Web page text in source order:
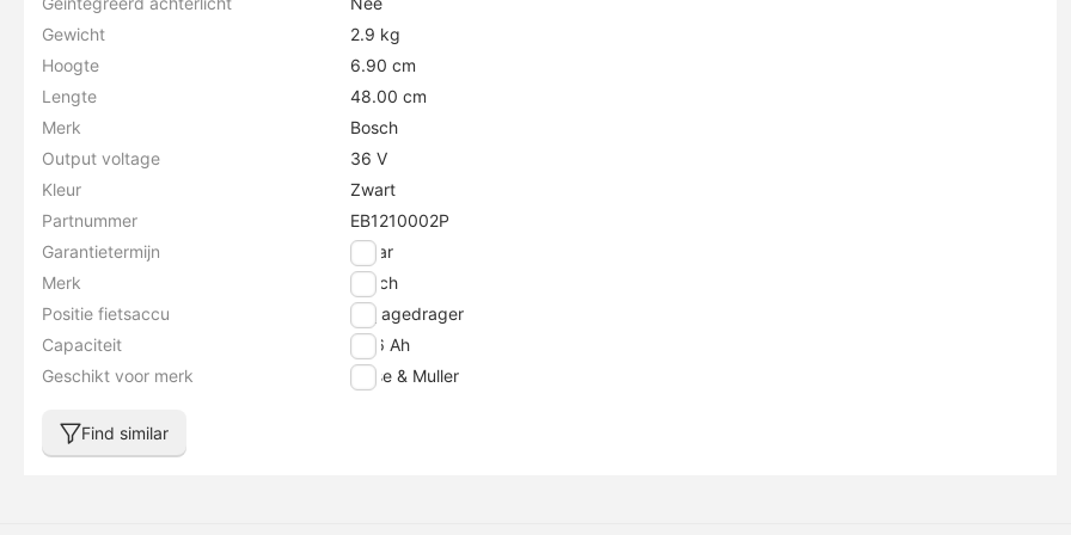
Gewicht
2.9 kg
Hoogte
6.90 cm
Lengte
48.00 cm
Merk
Bosch
Output voltage
36 V
Kleur
Zwart
Partnummer
EB1210002P
Garantietermijn
2 jaar
Merk
Bosch
Positie fietsaccu
Bagagedrager
Capaciteit
13.6 Ah
Geschikt voor merk
Riese & Muller
Find similar